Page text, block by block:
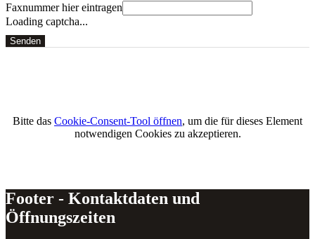
Faxnummer hier eintragen
Loading captcha...
Senden
Bitte das Cookie-Consent-Tool öffnen, um die für dieses Element
notwendigen Cookies zu akzeptieren.
Footer - Kontaktdaten und
Öffnungszeiten